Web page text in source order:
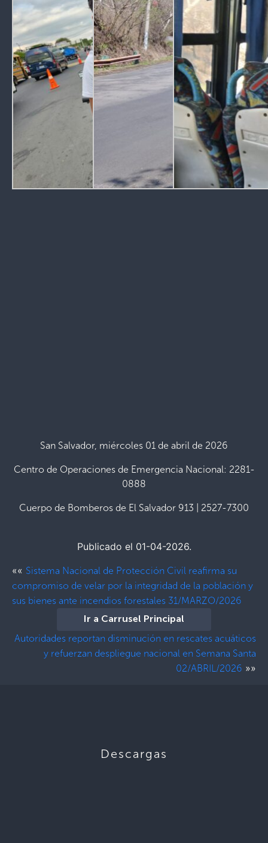
San Salvador, miércoles 01 de abril de 2026
Centro de Operaciones de Emergencia Nacional: 2281-
0888
Cuerpo de Bomberos de El Salvador 913 | 2527-7300
Publicado el 01-04-2026.
«« Sistema Nacional de Protección Civil reafirma su
compromiso de velar por la integridad de la población y
sus bienes ante incendios forestales 31/MARZO/2026
Ir a Carrusel Principal
Autoridades reportan disminución en rescates acuáticos
y refuerzan despliegue nacional en Semana Santa
02/ABRIL/2026 »»
Descargas